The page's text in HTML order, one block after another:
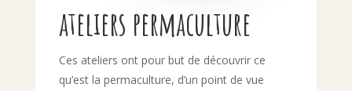
ateliers permaculture
Ces ateliers ont pour but de découvrir ce
qu’est la permaculture, d’un point de vue